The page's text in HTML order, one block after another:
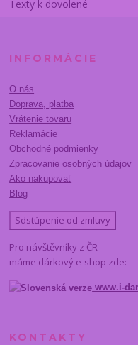
Texty k dovolené
INFORMÁCIE
O nás
Doprava, platba
Vrátenie tovaru
Reklamácie
Obchodné podmienky
Zpracovanie osobných údajov
Ako nakupovať
Blog
Sdstúpenie od zmluvy
Pro návštěvníky z ČR
máme dárkový e-shop zde:
www.i-
KONTAKTY